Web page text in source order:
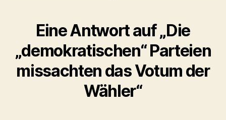
Eine Antwort auf „Die
„demokratischen“ Parteien
missachten das Votum der
Wähler“